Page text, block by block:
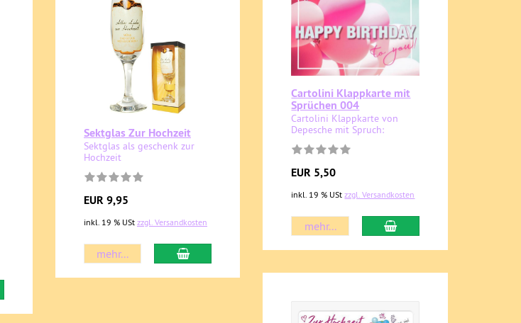
Sektglas Zur Hochzeit
Sektglas als geschenk zur
Hochzeit
EUR 9,95
inkl. 19 % USt zzgl. Versandkosten
mehr...
Cartolini Klappkarte mit
Sprüchen 004
Cartolini Klappkarte von
Depesche mit Spruch:
EUR 5,50
inkl. 19 % UStzzgl. Versandkosten
mehr...